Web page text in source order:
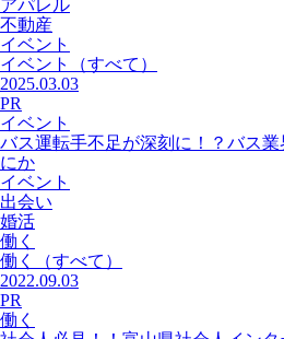
アパレル
不動産
イベント
イベント
（すべて）
2025.03.03
PR
イベント
バス運転手不足が深刻に！？バス
にか
イベント
出会い
婚活
働く
働く
（すべて）
2022.09.03
PR
働く